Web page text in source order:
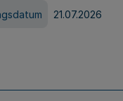
21.07.2026